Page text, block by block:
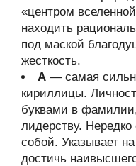
«центром
находить
под маской
жесткость.
А — самая
кириллицы.
буквами в
лидерству.
собой. Указывает
достичь